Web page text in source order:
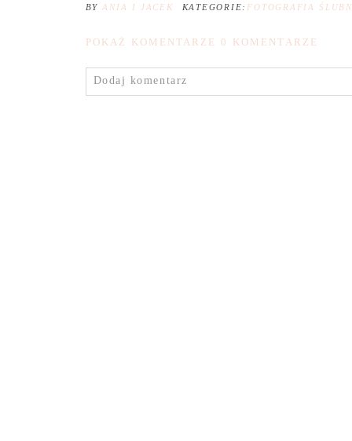
BY ANIA I JACEK KATEGORIE: FOTOGRAFIA
POKAŻ KOMENTARZE 0 KOMENTARZE
Dodaj komentarz